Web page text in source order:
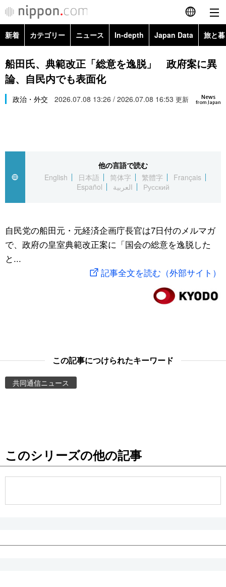
English
简体字
Русский
カテゴリー
経済・ビジネス
国際
文化
トップ
アーカイブ
In-depth
Japan Data
動画/Live
People
新着 カテゴリー ニュース In-depth Japan Data 旅と
政治・外交
経済・ビジネス
スポーツ・東京2020
Topics
船田氏、典範改正「総意を逸脱」 政府案に異
論、自民内でも表面化
News
from Japan
政治・外交 2026.07.08 13:26 / 2026.07.08 16:53 更新
他の言語で読む
English
日本語 简体字 繁體字
Français
Español
العربية Русский
自民党の船田元・元経済企画庁長官は7日付のメルマガ
で、政府の皇室典範改正案に「国会の総意を逸脱した
と...
記事全文を読む（外部サイト）
この記事につけられたキーワード
共同通信ニュース
このシリーズの他の記事